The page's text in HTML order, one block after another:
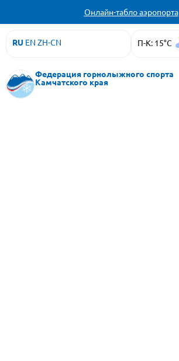
Онлайн-табло аэропорта
RU EN ZH-CN П-К: 15°C
Федерация горнолыжного спорта
Камчатского края